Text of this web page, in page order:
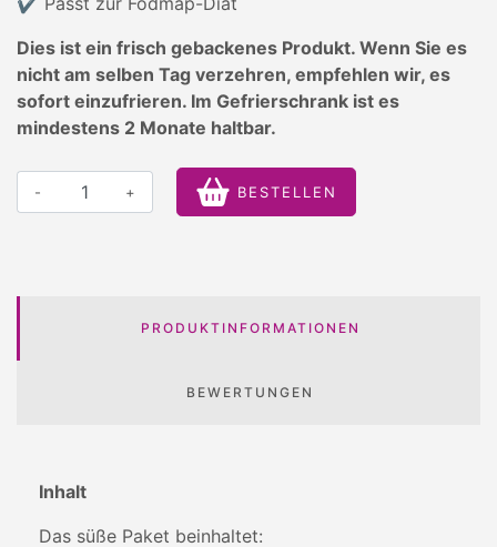
Dies ist ein frisch gebackenes Produkt. Wenn Sie es
nicht am selben Tag verzehren, empfehlen wir, es
sofort einzufrieren. Im Gefrierschrank ist es
mindestens 2 Monate haltbar.
- + BESTELLEN
PRODUKTINFORMATIONEN
BEWERTUNGEN
Inhalt
Das süße Paket beinhaltet: